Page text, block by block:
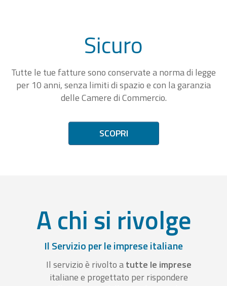
Sicuro
Tutte le tue fatture sono conservate a norma di legge
per 10 anni, senza limiti di spazio e con la garanzia
delle Camere di Commercio.
SCOPRI
A chi si rivolge
Il Servizio per le imprese italiane
Il servizio è rivolto atutte le imprese
italiane e progettato per rispondere